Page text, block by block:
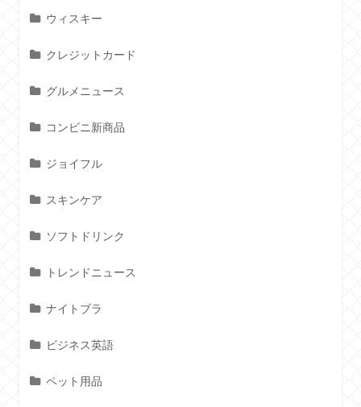
ウィスキー
クレジットカード
グルメニュース
コンビニ新商品
ジョイフル
スキンケア
ソフトドリンク
トレンドニュース
ナイトブラ
ビジネス英語
ペット用品